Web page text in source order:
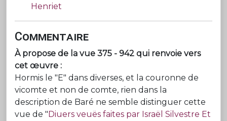
Henriet
Commentaire
À propose de la vue 375 - 942 qui renvoie vers
cet œuvre :
Hormis le "E" dans diverses, et la couronne de
vicomte et non de comte, rien dans la
description de Baré ne semble distinguer cette
vue de " Diuers veuës faites par Israël Silvestre Et